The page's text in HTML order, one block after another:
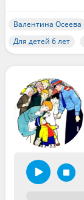
Валентина Осеева
Для детей 6 лет